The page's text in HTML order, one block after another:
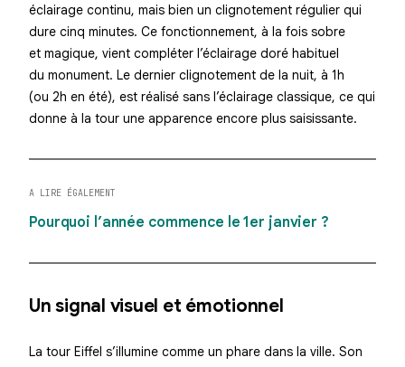
éclairage continu, mais bien un clignotement régulier qui
dure cinq minutes. Ce fonctionnement, à la fois sobre
et magique, vient compléter l’éclairage doré habituel
du monument. Le dernier clignotement de la nuit, à 1h
(ou 2h en été), est réalisé sans l’éclairage classique, ce qui
donne à la tour une apparence encore plus saisissante.
A LIRE ÉGALEMENT
Pourquoi l’année commence le 1er janvier ?
Un signal visuel et émotionnel
La tour Eiffel s’illumine comme un phare dans la ville. Son